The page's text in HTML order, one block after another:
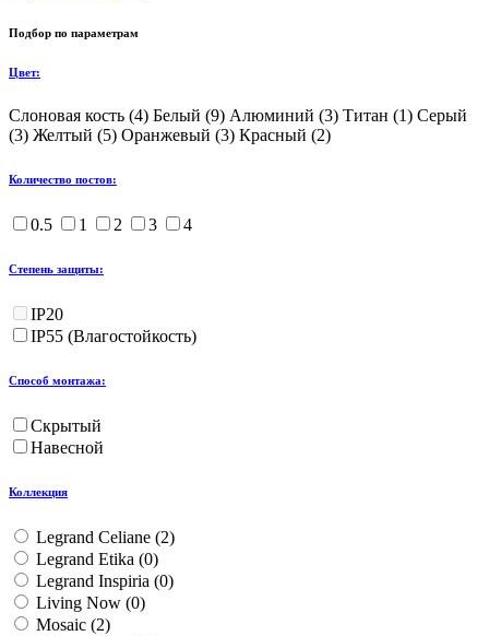
Подбор по параметрам
Цвет:
Слоновая кость (4) Белый (9) Алюминий (3) Титан (1) Серый
(3) Желтый (5) Оранжевый (3) Красный (2)
Количество постов:
0.5 1 2 3 4
Степень защиты:
IP20
IP55 (Влагостойкость)
Способ монтажа:
Скрытый
Навесной
Коллекция
Legrand Celiane (2)
Legrand Etika (0)
Legrand Inspiria (0)
Living Now (0)
Mosaic (2)